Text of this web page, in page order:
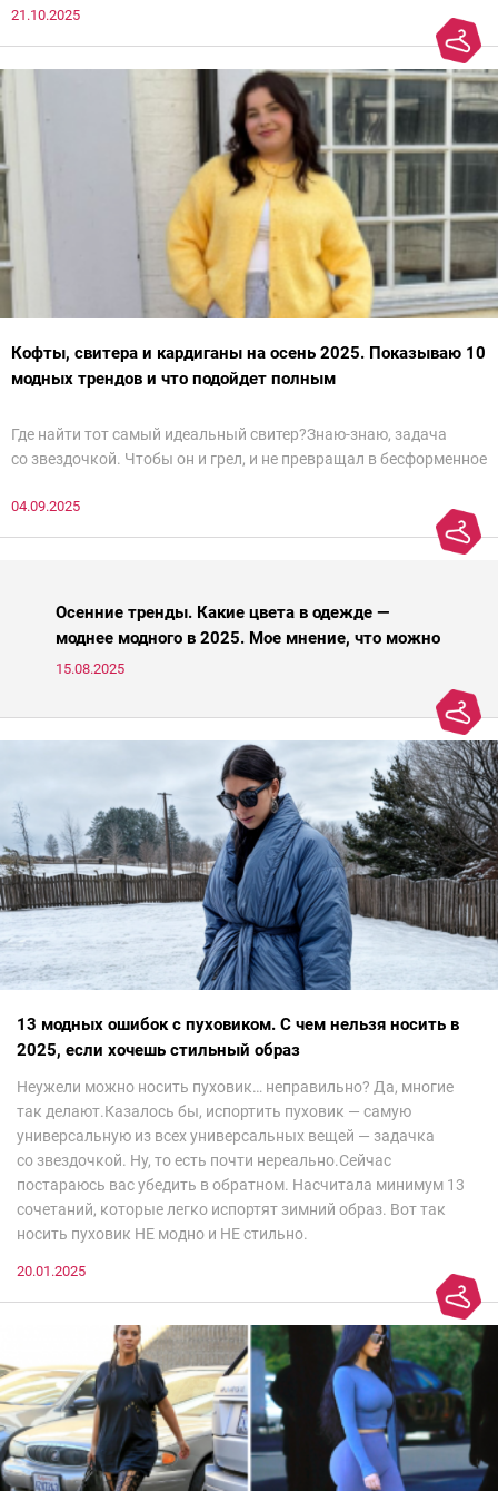
21.10.2025
Кофты, свитера и кардиганы на осень 2025. Показываю 10
модных трендов и что подойдет полным
Где найти тот самый идеальный свитер?Знаю-знаю, задача
со звездочкой. Чтобы он и грел, и не превращал в бесформенное
паники.
04.09.2025
Осенние тренды. Какие цвета в одежде —
моднее модного в 2025. Мое мнение, что можно
носить, а что нет
15.08.2025
13 модных ошибок с пуховиком. С чем нельзя носить в
2025, если хочешь стильный образ
Неужели можно носить пуховик… неправильно? Да, многие
так делают.Казалось бы, испортить пуховик — самую
универсальную из всех универсальных вещей — задачка
со звездочкой. Ну, то есть почти нереально.Сейчас
постараюсь вас убедить в обратном. Насчитала минимум 13
сочетаний, которые легко испортят зимний образ. Вот так
носить пуховик НЕ модно и НЕ стильно.
20.01.2025